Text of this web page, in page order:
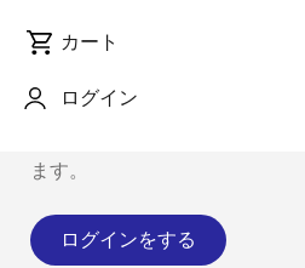
カート
ログイン
最新情報のお知
ます。
ログインをする